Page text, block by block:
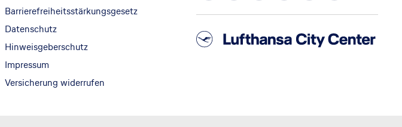
Barrierefreiheitsstärkungsgesetz
Datenschutz
Hinweisgeberschutz
Impressum
Versicherung widerrufen